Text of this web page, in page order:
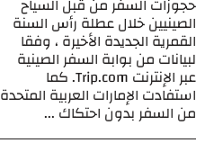
حجوزات السفر من قبل السياح
الصينيين خلال عطلة رأس السنة
القمرية الجديدة الأخيرة ، وفقا
لبيانات من بوابة السفر الصينية
عبر الإنترنت Trip.com. كما
استفادت الإمارات العربية المتحدة
من السفر بدون احتكاك ...